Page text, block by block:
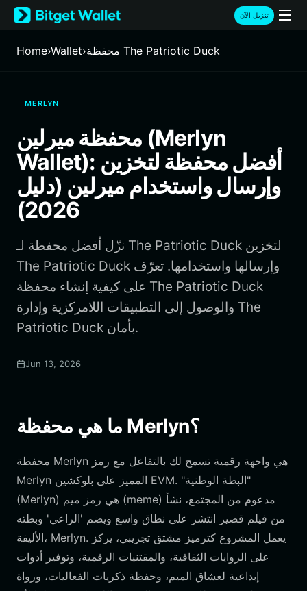
English
日本語
Русский
Italiano
Deutsch
简体中文
繁體中文
Português (Portugal)
Bahasa Indonesia
ภาษาไทย
বাংলা
Español
Português (Brasil)
Español (Argentina)
تنزيل الآن
Home›Wallet› محفظة The Patriotic Duck
MERLYN
محفظة ميرلين (Merlyn
Wallet): أفضل محفظة لتخزين
وإرسال واستخدام ميرلين (دليل
2026)
نزّل أفضل محفظة لـ The Patriotic Duck لتخزين
The Patriotic Duck وإرسالها واستخدامها. تعرّف
على كيفية إنشاء محفظة The Patriotic Duck
والوصول إلى التطبيقات اللامركزية وإدارة The
Patriotic Duck بأمان.
Jun 13, 2026
ما هي محفظة Merlyn؟
محفظة Merlyn هي واجهة رقمية تسمح لك بالتفاعل مع رمز
Merlyn المميز على بلوكشين EVM. "البطة الوطنية"
(Merlyn) هي رمز ميم (meme) مدعوم من المجتمع، نشأ
من فيلم قصير انتشر على نطاق واسع ويضم 'الراعي' وبطته
الأليفة، Merlyn. يعمل المشروع كترميز مشتق تجريبي، يركز
على الروايات الثقافية، والمقتنيات الرقمية، وتوفير أدوات
إبداعية لعشاق الميم، وحفظة ذكريات الفعاليات، ورواة